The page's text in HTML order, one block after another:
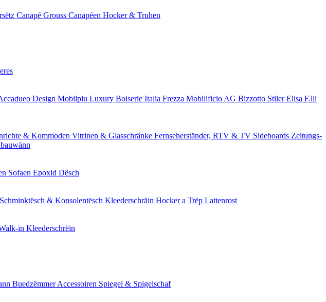
Canapé Grouss Canapéen Hocker & Truhen
Design Mobilpiu Luxury Boiserie Italia Frezza Mobilificio AG Bizzotto Stiler Elisa F.lli
& Kommoden Vitrinen & Glasschränke Fernseherständer, RTV & TV Sideboards Zeitungs-
Sofaen Epoxid Dësch
Schminktësch & Konsolentësch Kleederschräin Hocker a Trëp Lattenrost
in Kleederschrëin
Buedzëmmer Accessoiren Spiegel & Spigelschaf